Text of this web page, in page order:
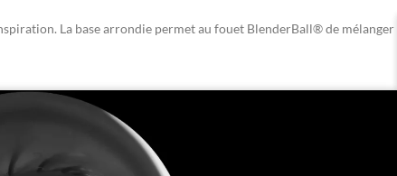
La base arrondie permet au fouet BlenderBall® de mélanger